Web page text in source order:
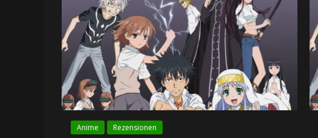
Anime Rezensionen